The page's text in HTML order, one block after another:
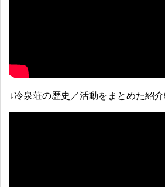
↓冷泉荘の歴史／活動をまとめた紹